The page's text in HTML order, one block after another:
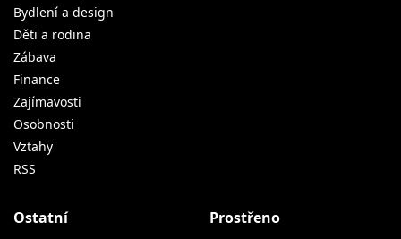
Bydlení a design
Děti a rodina
Zábava
Finance
Zajímavosti
Osobnosti
Vztahy
RSS
Ostatní Prostřeno